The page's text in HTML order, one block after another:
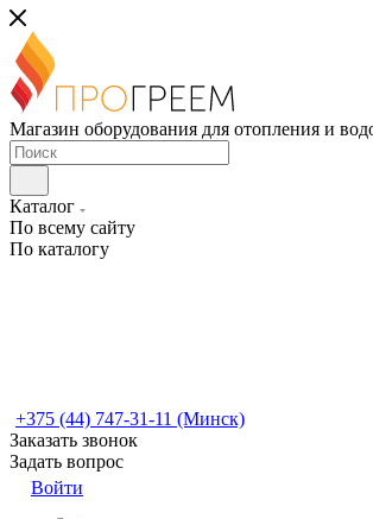
Магазин оборудования для отопления и
Каталог
По всему сайту
По каталогу
+375 (44) 747-31-11 (Минск)
Заказать звонок
Задать вопрос
Войти